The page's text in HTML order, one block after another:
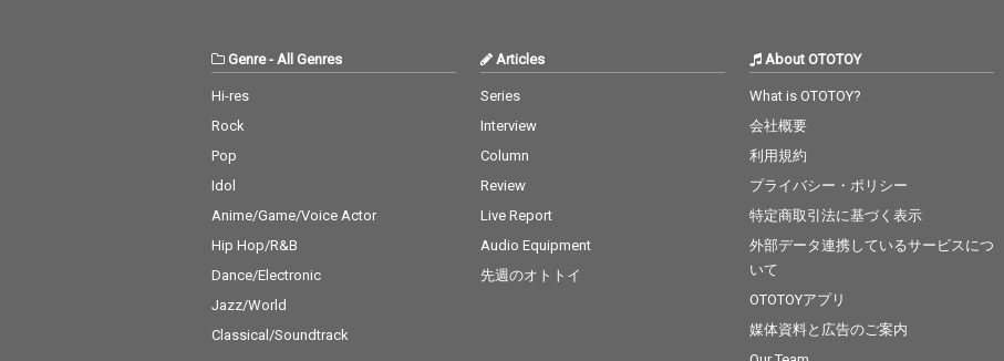
といったこれまでのdo
ff）ら、これまでの作
Genre- All Genres
Hi-res
Rock
Pop
Idol
Anime/Game/Voice Actor
Hip Hop/R&B
Dance/Electronic
Jazz/World
Classical/Soundtrack
Articles
Series
Interview
Column
Review
Live Report
Audio Equipment
先週のオトトイ
About OTOTOY
What is OTOTOY?
会社概要
利用規約
プライバシー・ポリシー
特定商取引法に基づく表示
外部データ連携しているサービスにつ
いて
OTOTOYアプリ
媒体資料と広告のご案内